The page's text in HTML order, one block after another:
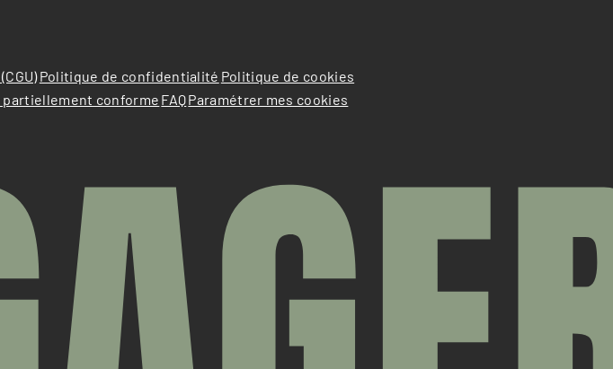
Politique de confidentialité Politique de cookies
conforme FAQParamétrer mes cookies